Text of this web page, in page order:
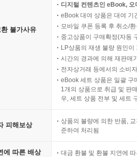
넘어서야 찾아온
이
불가사유
디지털 컨텐츠인 eBook,
eBook 대여 상품은 대여 기
모바일 쿠폰 등록 후 취소/
중고상품이 구매확정(자동
LP상품의 재생 불량 원인
시간의 경과에 의해 재판매
전자상거래 등에서의 소비
eBook 세트 상품은 일괄 구
1개의 상품으로 취급 및 판
우, 세트 상품 전부 및 세트
피해보상
상품의 불량에 의한 반품,
준하여 처리됨
에 따른 배상 대금 환불 및 환불 지연에